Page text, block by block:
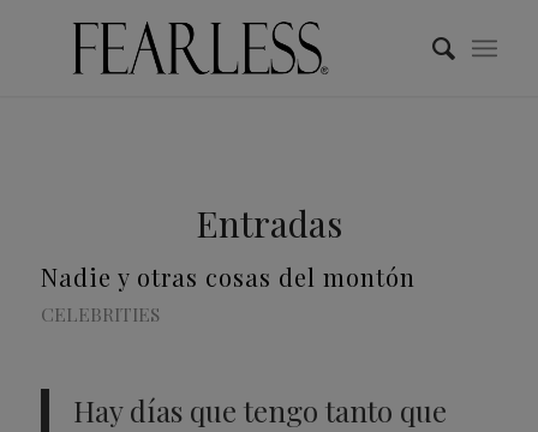
Entradas
Nadie y otras cosas del montón
CELEBRITIES
Hay días que tengo tanto que